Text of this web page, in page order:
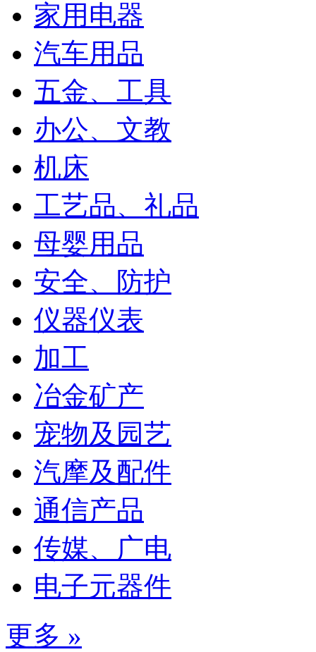
家用电器
汽车用品
五金、工具
办公、文教
机床
工艺品、礼品
母婴用品
安全、防护
仪器仪表
加工
冶金矿产
宠物及园艺
汽摩及配件
通信产品
传媒、广电
电子元器件
更多 »